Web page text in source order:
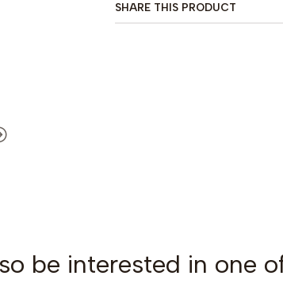
SHARE THIS PRODUCT
be interested in one